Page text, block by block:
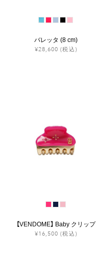
バレッタ (8 cm)
¥28,600 (税込)
【VENDOME】 Baby クリップ
¥16,500 (税込)